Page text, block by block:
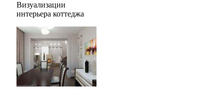
Визуализации
интерьера коттеджа